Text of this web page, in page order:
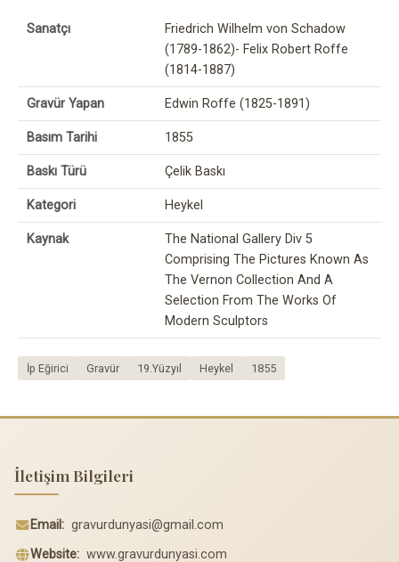
Sanatçı
Friedrich Wilhelm von Schadow
(1789-1862)- Felix Robert Roffe
(1814-1887)
Gravür Yapan Edwin Roffe (1825-1891)
Basım Tarihi 1855
Baskı Türü Çelik Baskı
Kategori Heykel
Kaynak
The National Gallery Div 5
Comprising The Pictures Known As
The Vernon Collection And A
Selection From The Works Of
Modern Sculptors
İp Eğirici Gravür 19.Yüzyıl Heykel 1855
İletişim Bilgileri
Email: gravurdunyasi@gmail.com
Website: www.gravurdunyasi.com